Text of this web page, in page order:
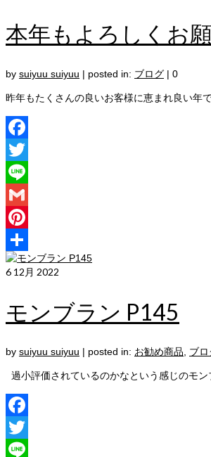
本年もよろしくお
by suiyuu suiyuu | posted in: ブログ | 0
昨年もたくさんの良いお客様に恵まれ良い年
Facebook
Twitter
Line
Gmail
Pinterest
共
6 12月 2022
モンブラン P145
by suiyuu suiyuu | posted in: お勧め商品 ブロ
過小評価されているのかなという感じのモ
Facebook
Twitter